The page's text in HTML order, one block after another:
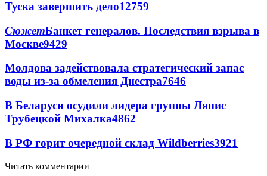
Туска завершить дело12759
СюжетБанкет генералов. Последствия взрыва в
Москве9429
Молдова задействовала стратегический запас
воды из-за обмеления Днестра7646
В Беларуси осудили лидера группы Ляпис
Трубецкой Михалка4862
В РФ горит очередной склад Wildberries3921
Читать комментарии